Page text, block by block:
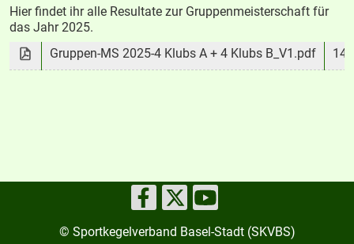
Hier findet ihr alle Resultate zur Gruppenmeisterschaft für
das Jahr 2025.
Gruppen-MS 2025-4 Klubs A + 4 Klubs B_V1.pdf
© Sportkegelverband Basel-Stadt (SKVBS)